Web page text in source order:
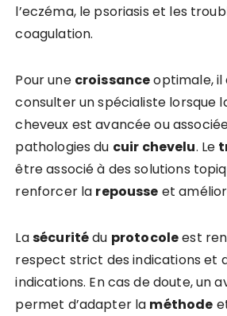
l’eczéma, le psoriasis et les
coagulation.
Pour une croissanceoptimale, il
consulter un spécialiste lorsque
cheveux est avancée ou
pathologies du cuir chevelu. Le
être associé à des solutions
renforcer la repousse et
Lasécuritédu protocoleest
respect strict des indications et
indications. En cas de doute, un
permet d’adapter la méthode